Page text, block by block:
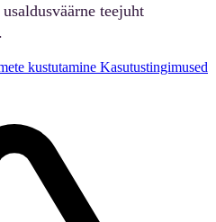
teejuht
kustutamine Kasutustingimused